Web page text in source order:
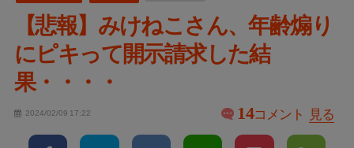
【悲報】みけねこさん、年齢煽り
にピキって開示請求した結
果・・・・
2024/02/09 17:22 14コメント 見る